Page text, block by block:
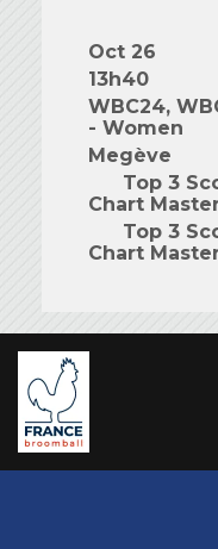
Oct 26
13h40
WBC24,
- Women
Megève
Top 3
Chart
Top 3
Chart